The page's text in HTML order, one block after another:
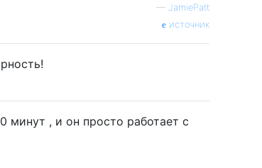
— JamiePatt
источник
минут , и он просто работает с